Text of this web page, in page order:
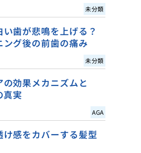
未分類
い歯が悲鳴を上げる？
ング後の前歯の痛み
未分類
の効果メカニズムと
真実
AGA
け感をカバーする髪型